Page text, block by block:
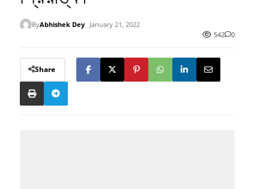
ByAbhishek Dey
January 21, 2022
542
0
Share